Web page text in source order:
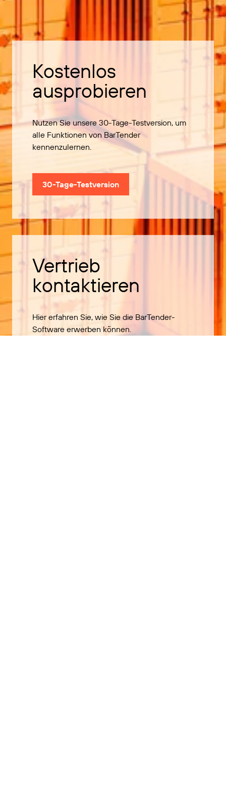
Kostenlos
ausprobieren
Nutzen Sie unsere 30-Tage-Testversion, um
alle Funktionen von BarTender
kennenzulernen.
30-Tage-Testversion
Vertrieb
kontaktieren
Hier erfahren Sie, wie Sie die BarTender-
Software erwerben können.